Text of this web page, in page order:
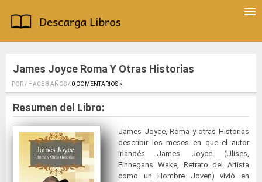
James Joyce Roma Y Otras Historias
POR / HACE 8 AÑOS / 0 COMENTARIOS ».
Resumen del Libro:
James Joyce, Roma y otras Historias
describir los meses en que el autor
irlandés James Joyce (Ulises,
Finnegans Wake, Retrato del Artista
como un Hombre Joven) vivió en